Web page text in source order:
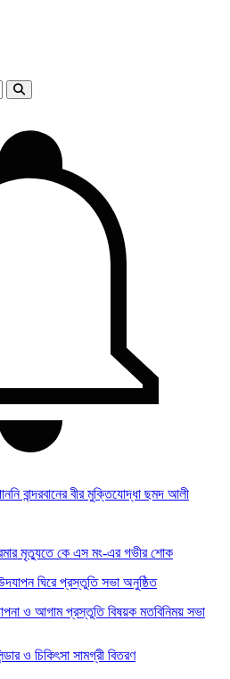
বান্দরবানের বীর মুক্তিযোদ্ধা ছমদ আলী
মৃত্যুতে কে এস মং-এর গভীর শোক
উদযাপন ঘিরে প্রস্তুতি সভা অনুষ্ঠিত
ও আগাম প্রস্তুতি বিষয়ক মতবিনিময় সভা
ও চিকিৎসা সামগ্রী বিতরণ